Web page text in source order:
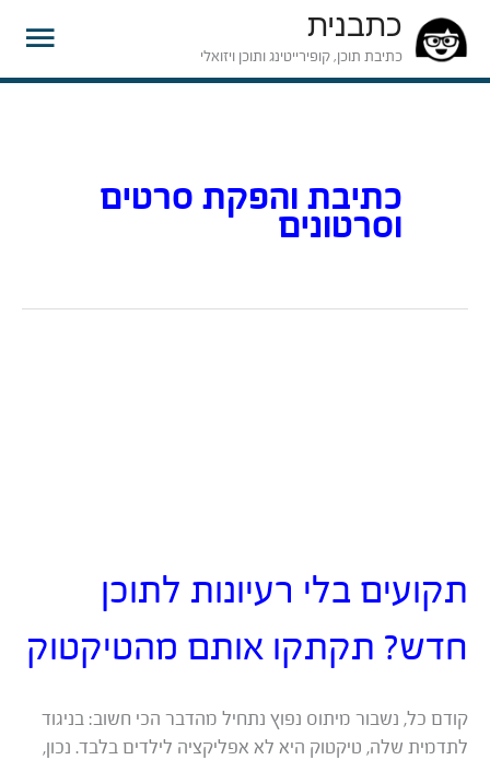
כתבנית
כתיבת תוכן, קופירייטינג ותוכן ויזואלי
כתיבת והפקת סרטים
וסרטונים
תקועים בלי רעיונות לתוכן
חדש? תקתקו אותם מהטיקטוק
קודם כל, נשבור מיתוס נפוץ נתחיל מהדבר הכי חשוב: בניגוד
לתדמית שלה, טיקטוק היא לא אפליקציה לילדים בלבד. נכון,